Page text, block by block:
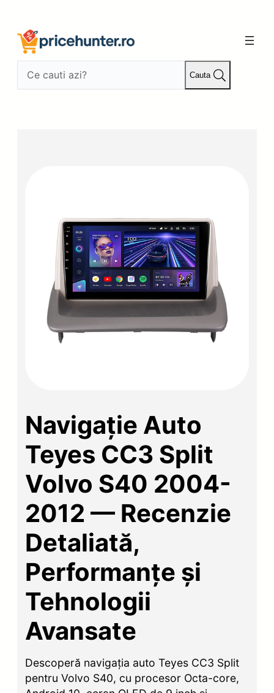
conținut
Cauta
Navigație Auto
Teyes CC3 Split
Volvo S40 2004-
2012 — Recenzie
Detaliată,
Performanțe și
Tehnologii
Avansate
Descoperă navigația auto Teyes CC3 Split
pentru Volvo S40, cu procesor Octa-core,